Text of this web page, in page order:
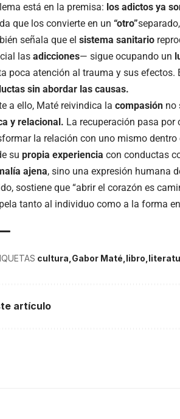
está en la premisa: los adictos ya
que los convierte en un “otro”
señala que el sistema sanitario
las adicciones— sigue ocupando un
poca atención al trauma y sus efectos.
sin abordar las causas.
a ello, Maté reivindica la compasión no
y relacional. La recuperación pasa por
la relación con uno mismo
su propia experiencia con conductas
ajena, sino una expresión humana
sostiene que “abrir el corazón es
tanto al individuo como a la forma
cultura Gabor Maté libro
artículo